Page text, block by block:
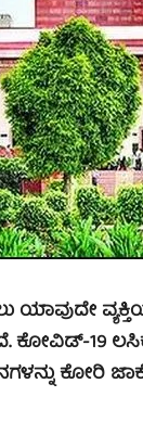
ಯಾವುದೇ
ಕೋವಿಡ್-19